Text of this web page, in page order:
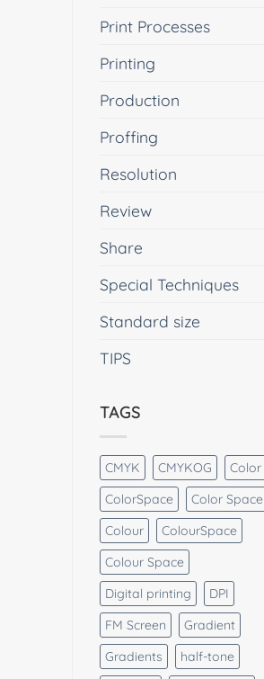
Print Processes
Printing
Production
Proffing
Resolution
Review
Share
Special Techniques
Standard size
TIPS
TAGS
CMYK CMYKOG
Color
ColorSpace
Color Space
Colour
ColourSpace
Colour Space
Digital printing
DPI
FM Screen
Gradient
Gradients
half-tone